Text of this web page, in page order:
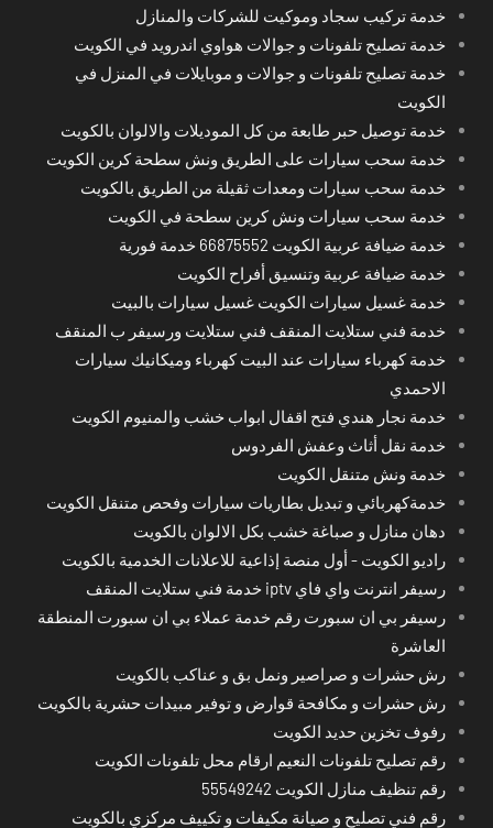
خدمة تركيب سجاد وموكيت للشركات والمنازل
خدمة تصليح تلفونات و جوالات هواوي اندرويد في الكويت
خدمة تصليح تلفونات و جوالات و موبايلات في المنزل في
الكويت
خدمة توصيل حبر طابعة من كل الموديلات والالوان بالكويت
خدمة سحب سيارات على الطريق ونش سطحة كرين الكويت
خدمة سحب سيارات ومعدات ثقيلة من الطريق بالكويت
خدمة سحب سيارات ونش كرين سطحة في الكويت
خدمة ضيافة عربية الكويت 66875552 خدمة فورية
خدمة ضيافة عربية وتنسيق أفراح الكويت
خدمة غسيل سيارات الكويت غسيل سيارات بالبيت
خدمة فني ستلايت المنقف فني ستلايت ورسيفر ب المنقف
خدمة كهرباء سيارات عند البيت كهرباء وميكانيك سيارات
الاحمدي
خدمة نجار هندي فتح اقفال ابواب خشب والمنيوم الكويت
خدمة نقل أثاث وعفش الفردوس
خدمة ونش متنقل الكويت
خدمةكهربائي و تبديل بطاريات سيارات وفحص متنقل الكويت
دهان منازل و صباغة خشب بكل الالوان بالكويت
راديو الكويت - أول منصة إذاعية للاعلانات الخدمية بالكويت
رسيفر انترنت واي فاي iptv خدمة فني ستلايت المنقف
رسيفر بي ان سبورت رقم خدمة عملاء بي ان سبورت المنطقة
العاشرة
رش حشرات و صراصير ونمل بق و عناكب بالكويت
رش حشرات و مكافحة قوارض و توفير مبيدات حشرية بالكويت
رفوف تخزين حديد الكويت
رقم تصليح تلفونات النعيم ارقام محل تلفونات الكويت
رقم تنظيف منازل الكويت 55549242
رقم فني تصليح و صيانة مكيفات و تكييف مركزي بالكويت